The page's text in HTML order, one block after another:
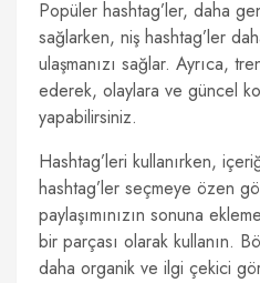
Popüler hashtag’ler, daha
sağlarken, niş hashtag’ler
ulaşmanızı sağlar. Ayrıca,
ederek, olaylara ve güncel
yapabilirsiniz.
Hashtag’leri kullanırken,
hashtag’ler seçmeye özen
paylaşımınızın sonuna
bir parçası olarak kullanın.
daha organik ve ilgi çekici